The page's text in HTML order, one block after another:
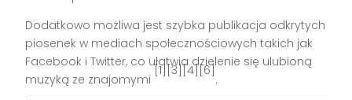
Dodatkowo możliwa jest szybka publikacja odkrytych
piosenek w mediach społecznościowych takich jak
Facebook i Twitter, co ułatwia dzielenie się ulubioną
muzyką ze znajomymi
[1][3][4][6]
.